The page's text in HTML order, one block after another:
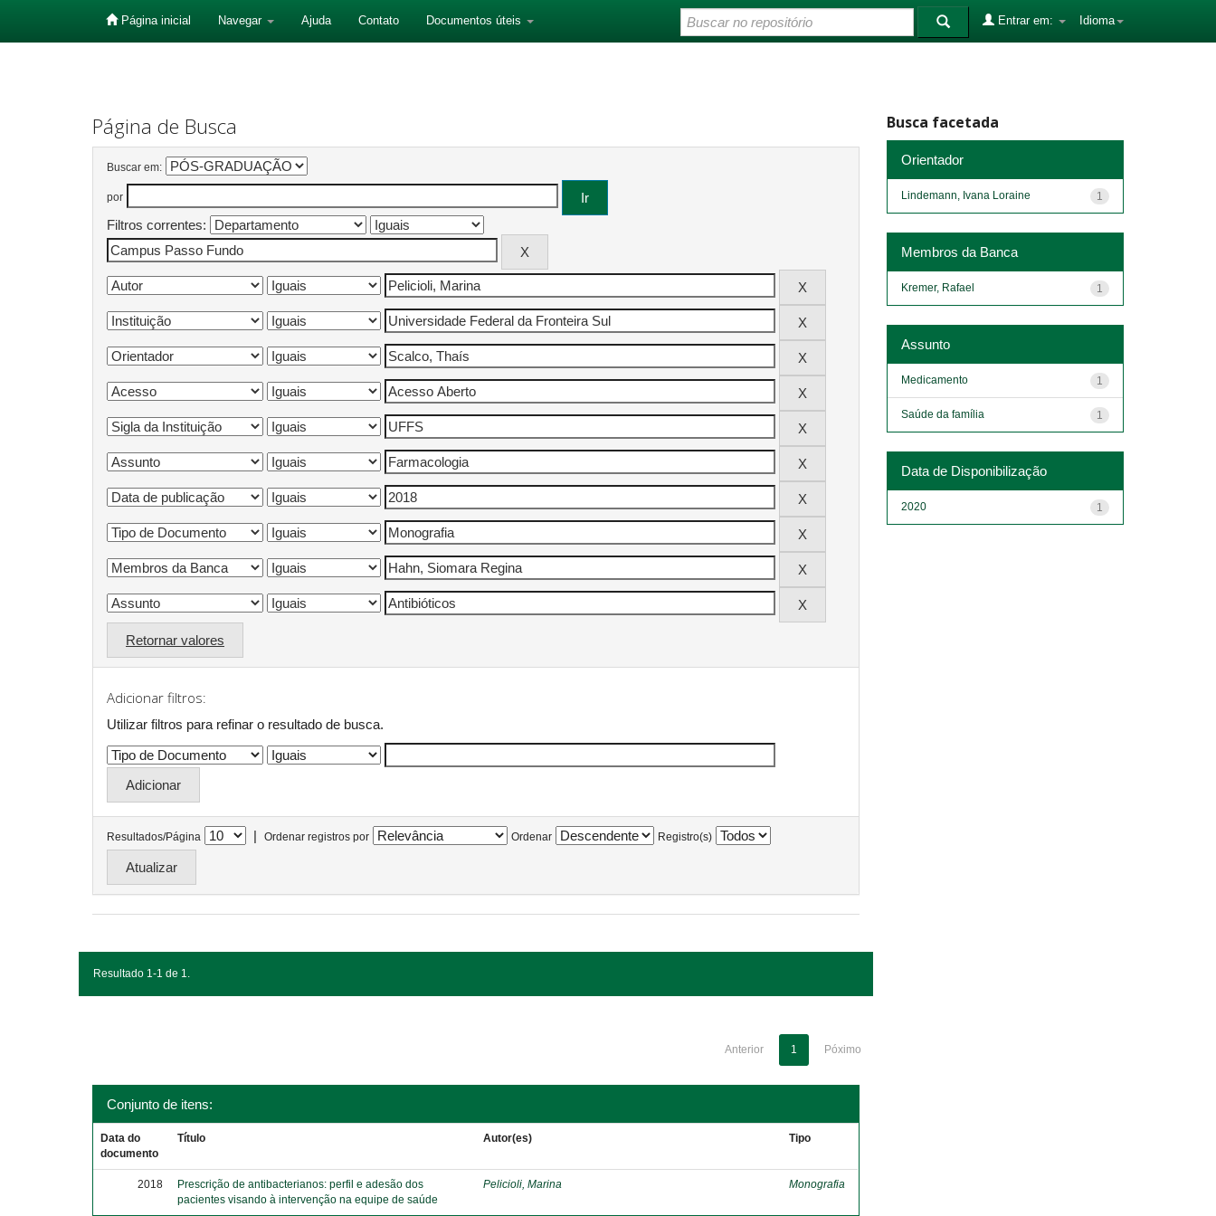
Página inicial Navegar Ajuda Contato Documentos úteis Idioma
Entrar em:
Página de Busca
Buscar em:
por
Filtros correntes:
Retornar valores
Adicionar filtros:
Utilizar filtros para refinar o resultado de busca.
Resultados/Página | Ordenar registros por Ordenar Registro(s)
Resultado 1-1 de 1.
Anterior 1 Póximo
Conjunto de itens:
Data do
documento
Título Autor(es) Tipo
2018
Prescrição de antibacterianos: perfil e adesão dos
pacientes visando à intervenção na equipe de saúde
Pelicioli, Marina Monografia
Busca facetada
Orientador
1
Lindemann, Ivana Loraine
Membros da Banca
1
Kremer, Rafael
Assunto
1
Medicamento
1
Saúde da família
Data de Disponibilização
1
2020